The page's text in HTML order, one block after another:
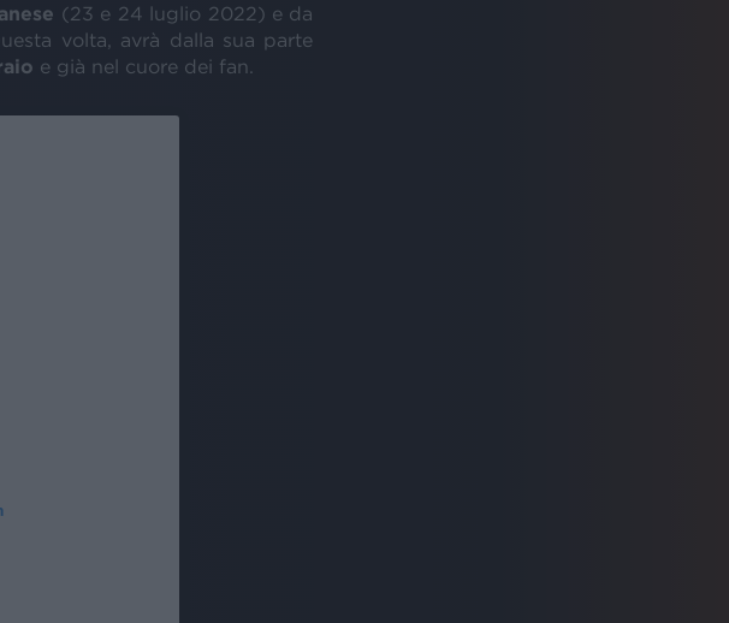
(23 e 24 luglio 2022) e da
volta, avrà dalla sua parte
e già nel cuore dei fan.